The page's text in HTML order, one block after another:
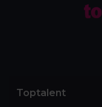
Toptalent